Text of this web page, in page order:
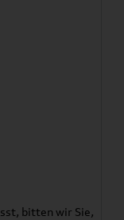
bitten wir Sie,